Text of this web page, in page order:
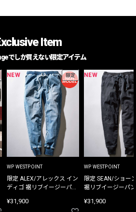
Item
でしか買えない限定アイテム
NEW 限定
WP WESTPOINT
限定 ALEX/アレックス イン
ディゴ 裾リブイージーパン
¥31,900
NEW
WP WESTPOINT
限定 SEAN/ショー
裾リブイージーパ
¥31,900